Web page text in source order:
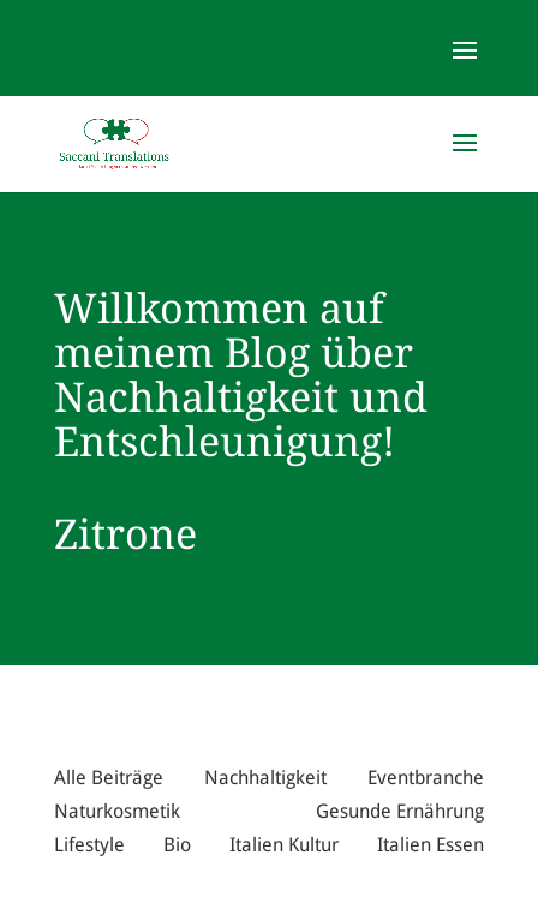
Willkommen auf
meinem Blog über
Nachhaltigkeit und
Entschleunigung!
Zitrone
Alle Beiträge Nachhaltigkeit
Eventbranche
Naturkosmetik
Gesunde Ernährung
Lifestyle
Bio Italien Kultur Italien Essen